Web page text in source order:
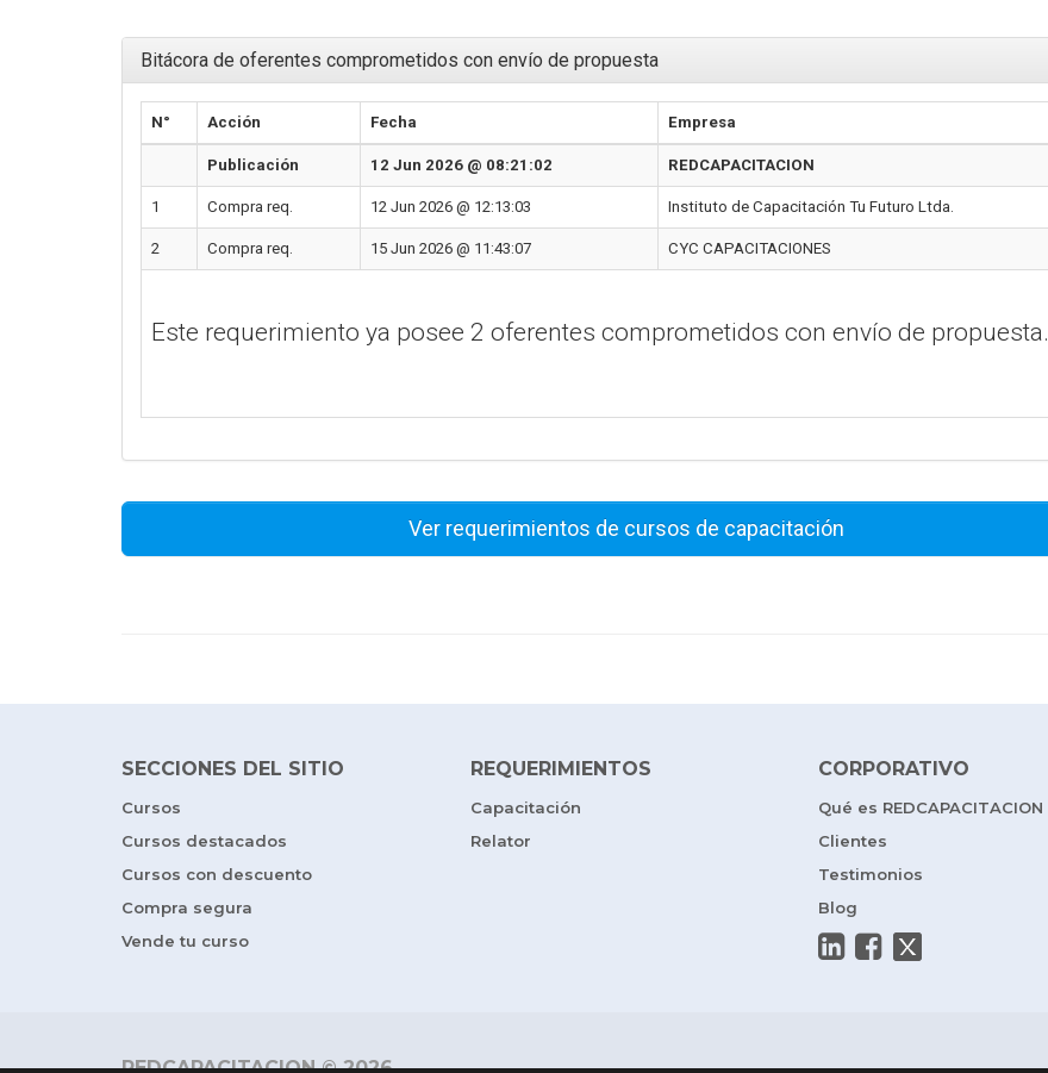
Bitácora de oferentes comprometidos con envío de propuesta
N° Acción Fecha Empresa
Publicación 12 Jun 2026 @ 08:21:02 REDCAPACITACION
1 Compra req. 12 Jun 2026 @ 12:13:03 Instituto de Capacitación Tu Futuro Ltda.
2 Compra req. 15 Jun 2026 @ 11:43:07 CYC CAPACITACIONES
Este requerimiento ya posee 2 oferentes comprometidos con envío de propuesta.
Ver requerimientos de cursos de capacitación
SECCIONES DEL SITIO
Cursos
Cursos destacados
Cursos con descuento
Compra segura
Vende tu curso
REQUERIMIENTOS
Capacitación
Relator
CORPORATIVO
Qué es REDCAPACITACION
Clientes
Testimonios
Blog
REDCAPACITACION © 2026